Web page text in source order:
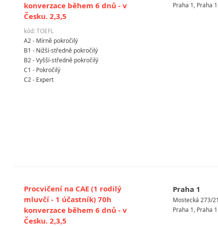
konverzace během 6 dnů - v
Česku. 2,3,5
kód: TOEFL
A2 - Mírně pokročilý
B1 - Nižší-středně pokročilý
B2 - Vyšší-středně pokročilý
C1 - Pokročilý
C2 - Expert
Praha 1, Praha 1
Procvičení na CAE (1 rodilý
mluvčí - 1 účastník) 70h
konverzace během 6 dnů - v
Česku. 2,3,5
Praha 1
Mostecká 273/
Praha 1, Praha 1